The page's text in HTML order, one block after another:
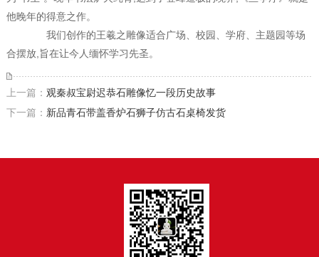
他晚年的得意之作。
我们创作的王羲之雕像适合广场、校园、学府、主题园等场
合摆放,旨在让今人缅怀学习先圣。
上一篇： 观秦叔宝尉迟恭石雕像忆一段历史故事
下一篇： 新品青石带盖香炉石狮子仿古石桌椅发货